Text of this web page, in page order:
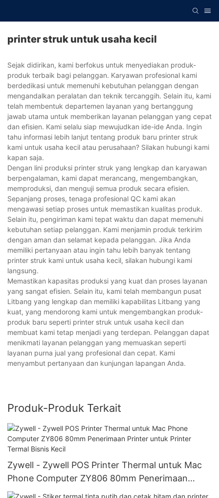
printer struk untuk usaha kecil
Sejak didirikan, kami berfokus untuk menyediakan produk-
produk terbaik bagi pelanggan. Karyawan profesional kami
berdedikasi untuk memenuhi kebutuhan pelanggan dengan
mengandalkan peralatan dan teknik tercanggih. Selain itu, kami
telah membentuk departemen layanan yang bertanggung
jawab utama untuk memberikan layanan pelanggan yang cepat
dan efisien. Kami selalu siap mewujudkan ide-ide Anda. Ingin
tahu informasi lebih lanjut tentang produk baru printer struk
kami untuk usaha kecil atau perusahaan? Silakan hubungi kami
kapan saja.
Dengan lini produksi printer struk yang lengkap dan karyawan
berpengalaman, kami dapat merancang, mengembangkan,
memproduksi, dan menguji semua produk secara efisien.
Sepanjang proses, tenaga profesional QC kami akan
mengawasi setiap proses untuk memastikan kualitas produk.
Selain itu, pengiriman kami tepat waktu dan dapat memenuhi
kebutuhan setiap pelanggan. Kami menjamin produk terkirim
dengan aman dan selamat kepada pelanggan. Jika Anda
memiliki pertanyaan atau ingin tahu lebih banyak tentang
printer struk kami untuk usaha kecil, silakan hubungi kami
langsung.
Memastikan kapasitas produksi yang kuat dan proses layanan
yang sangat efisien. Selain itu, kami telah membangun pusat
Litbang yang lengkap dan memiliki kapabilitas Litbang yang
kuat, yang mendorong kami untuk mengembangkan produk-
produk baru seperti printer struk untuk usaha kecil dan
membuat kami tetap menjadi yang terdepan. Pelanggan dapat
menikmati layanan pelanggan yang memuaskan seperti
layanan purna jual yang profesional dan cepat. Kami
menyambut pertanyaan dan kunjungan lapangan Anda.
Produk-Produk Terkait
Zywell - Zywell POS Printer Thermal untuk Mac
Phone Computer ZY806 80mm Penerimaan
Printer untuk Printer Termal Bisnis Kecil